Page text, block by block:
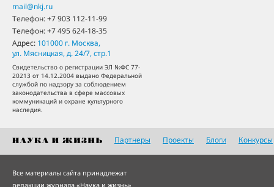
mail@nkj.ru
Телефон:+7 903 112-11-99
Телефон:+7 495 624-18-35
Адрес: 101000 г. Москва,
ул. Мясницкая, д. 24/7, стр.1
Свидетельство о регистрации ЭЛ №ФС 77-
20213 от 14.12.2004 выдано Федеральной
службой по надзору за соблюдением
законодательства в сфере массовых
коммуникаций и охране культурного
наследия.
Партнеры Проекты Блоги Конкурсы
Все материалы сайта принадлежат
редакции журнала «Наука и жизнь»